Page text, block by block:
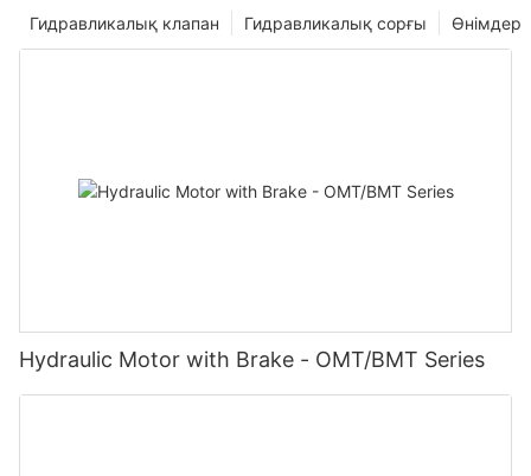
Өнімдер
Гидравликалық сорғы
Гидравликалық клапан
Hydraulic Motor with Brake - OMT/BMT Series